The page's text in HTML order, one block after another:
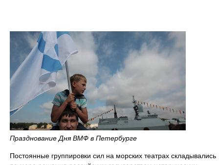
Празднование Дня ВМФ в Петербурге
Постоянные группировки сил на морских театрах складывались